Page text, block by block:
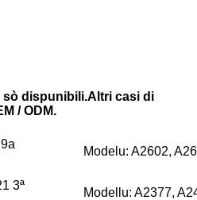
sò dispunibili.Altri casi di
/ ODM.
Modelu: A2602,
3ª
Modellu: A2377,